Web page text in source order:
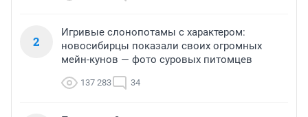
2
Игривые слонопотамы с характером:
новосибирцы показали своих огромных
мейн-кунов — фото суровых питомцев
137 283 34